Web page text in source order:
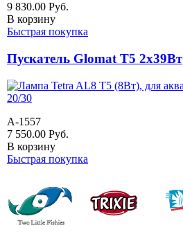
9 830.00 Руб.
В корзину
Быстрая покупка
Пускатель Glomat Т5 2х39Вт
A-1557
7 550.00 Руб.
В корзину
Быстрая покупка